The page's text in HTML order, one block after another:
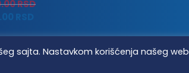
RSD
sajta. Nastavkom korišćenja našeg web